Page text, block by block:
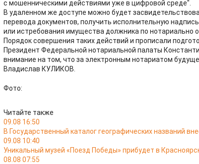
с мошенническими действиями уже в цифровой среде".
В удаленном же доступе можно будет
перевода документов, получить исполнительную
или истребования имущества должника по нотариально
Порядок совершения таких действий и прописали
Президент Федеральной нотариальной палаты
внимание на том, что за электронным нотариатом
Владислав КУЛИКОВ.
Фото:
Читайте также
09.08 16:50
В Государственный каталог географических названий
09.08 10:40
Уникальный музей «Поезд Победы» прибудет в
08.08 07:55